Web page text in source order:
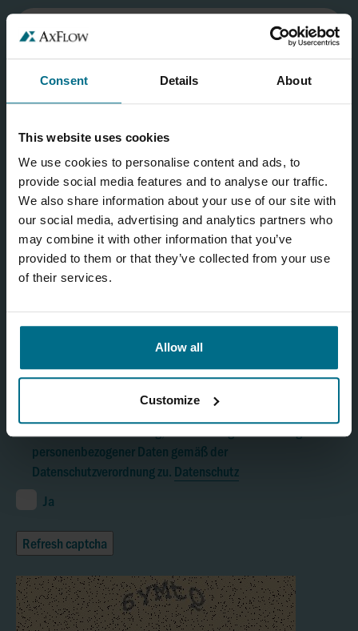
Consent Details About
This website uses cookies
We use cookies to personalise content and ads, to
provide social media features and to analyse our traffic.
We also share information about your use of our site with
our social media, advertising and analytics partners who
may combine it with other information that you’ve
provided to them or that they’ve collected from your use
of their services.
Allow all
Customize
Ich stimme der Erhebung, Verarbeitung und Nutzung
personenbezogener Daten gemäß der
Datenschutzverordnung zu. Datenschutz
Ja
Refresh captcha